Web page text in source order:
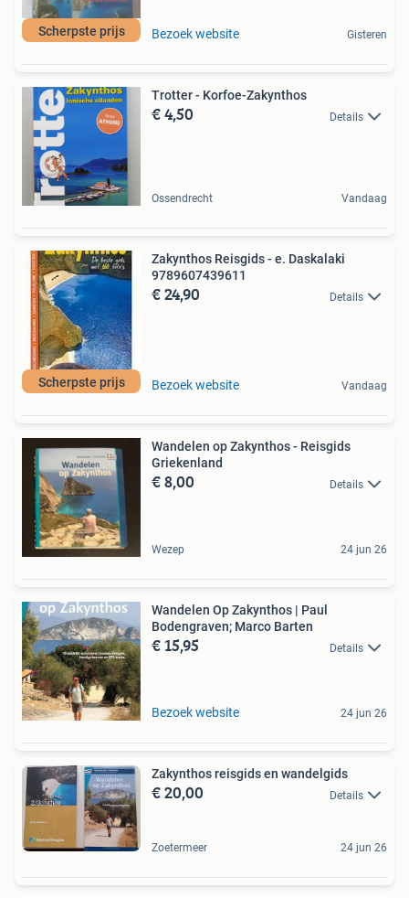
Scherpste prijs Bezoek website Gisteren
Trotter - Korfoe-Zakynthos
€ 4,50 Details
Ossendrecht Vandaag
Scherpste prijs
Zakynthos Reisgids - e. Daskalaki
9789607439611
€ 24,90 Details
Bezoek website Vandaag
Wandelen op Zakynthos - Reisgids
Griekenland
€ 8,00 Details
Wezep 24 jun 26
Wandelen Op Zakynthos | Paul
Bodengraven; Marco Barten
€ 15,95 Details
Bezoek website 24 jun 26
Zakynthos reisgids en wandelgids
€ 20,00 Details
Zoetermeer 24 jun 26